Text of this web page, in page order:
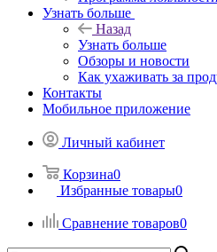
Узнать больше
Назад
Узнать больше
Обзоры и новости
Как ухаживать за
Контакты
Мобильное приложение
Личный кабинет
Корзина0
Избранные товары0
Сравнение товаров0